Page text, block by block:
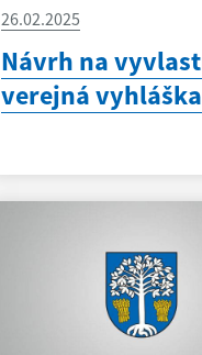
26.02.2025
Návrh na
verejná vyhláška